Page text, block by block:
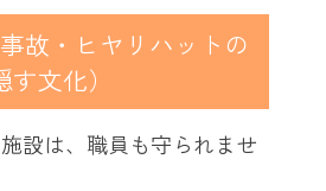
故・ヒヤリハットの
文化）
設は、職員も守られませ